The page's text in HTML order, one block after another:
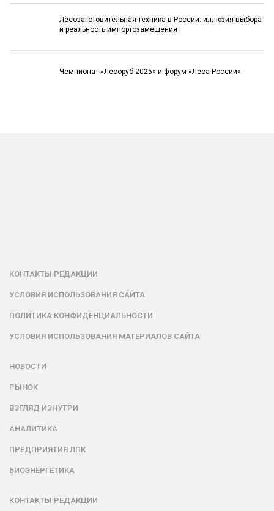
Лесозаготовительная техника в России: иллюзия выбора
и реальность импортозамещения
Чемпионат «Лесоруб-2025» и форум «Леса России»
КОНТАКТЫ РЕДАКЦИИ
УСЛОВИЯ ИСПОЛЬЗОВАНИЯ САЙТА
ПОЛИТИКА КОНФИДЕНЦИАЛЬНОСТИ
УСЛОВИЯ ИСПОЛЬЗОВАНИЯ МАТЕРИАЛОВ САЙТА
НОВОСТИ
РЫНОК
ВЗГЛЯД ИЗНУТРИ
АНАЛИТИКА
ПРЕДПРИЯТИЯ ЛПК
БИОЭНЕРГЕТИКА
КОНТАКТЫ РЕДАКЦИИ